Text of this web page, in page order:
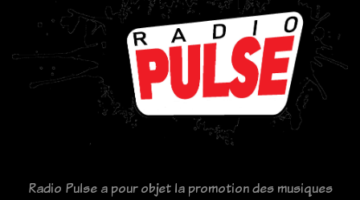
Radio Pulse a pour objet la promotion des musiques